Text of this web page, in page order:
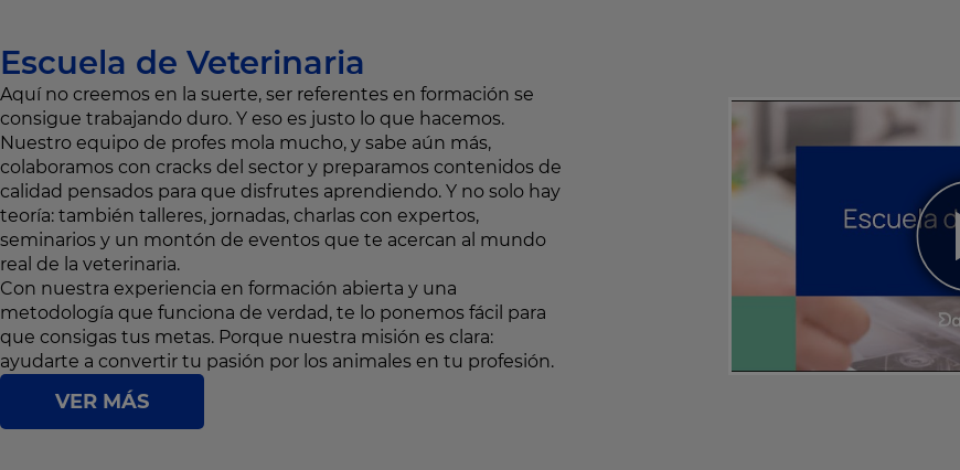
Escuela de Veterinaria
Aquí no creemos en la suerte, ser referentes en formación se
consigue trabajando duro. Y eso es justo lo que hacemos.
Nuestro equipo de profes mola mucho, y sabe aún más,
colaboramos con cracks del sector y preparamos contenidos de
calidad pensados para que disfrutes aprendiendo. Y no solo hay
teoría: también talleres, jornadas, charlas con expertos,
seminarios y un montón de eventos que te acercan al mundo
real de la veterinaria.
Con nuestra experiencia en formación abierta y una
metodología que funciona de verdad, te lo ponemos fácil para
que consigas tus metas. Porque nuestra misión es clara:
ayudarte a convertir tu pasión por los animales en tu profesión.
VER MÁS